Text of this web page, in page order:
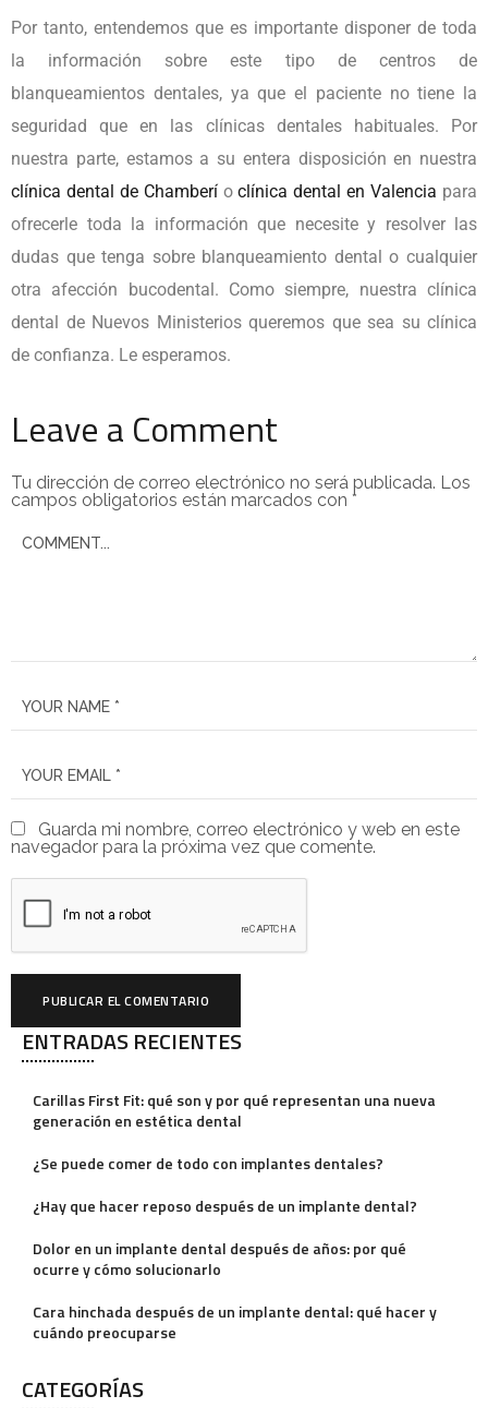
ENTRADAS RECIENTES
Carillas First Fit: qué son y por qué representan una nueva
generación en estética dental
¿Se puede comer de todo con implantes dentales?
¿Hay que hacer reposo después de un implante dental?
Dolor en un implante dental después de años: por qué
ocurre y cómo solucionarlo
Cara hinchada después de un implante dental: qué hacer y
cuándo preocuparse
CATEGORÍAS
Por tanto, entendemos que es importante disponer de toda
la información sobre este tipo de centros de
blanqueamientos dentales, ya que el paciente no tiene la
seguridad que en las clínicas dentales habituales. Por
nuestra parte, estamos a su entera disposición en nuestra
clínica dental de Chamberíoclínica dental en Valencia para
ofrecerle toda la información que necesite y resolver las
dudas que tenga sobre blanqueamiento dental o cualquier
otra afección bucodental. Como siempre, nuestra clínica
dental de Nuevos Ministerios queremos que sea su clínica
de confianza. Le esperamos.
Leave a Comment
Tu dirección de correo electrónico no será publicada. Los
campos obligatorios están marcados con *
Guarda mi nombre, correo electrónico y web en este
navegador para la próxima vez que comente.